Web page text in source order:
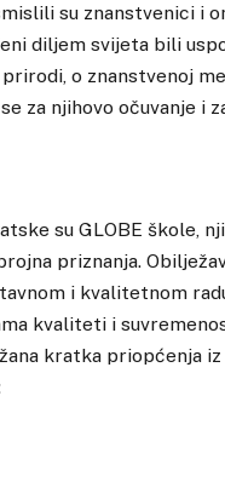
su znanstvenici i
diljem svijeta bili
o znanstvenoj
za njihovo očuvanje i
su GLOBE škole,
priznanja.
i kvalitetnom
kvaliteti i
kratka priopćenja